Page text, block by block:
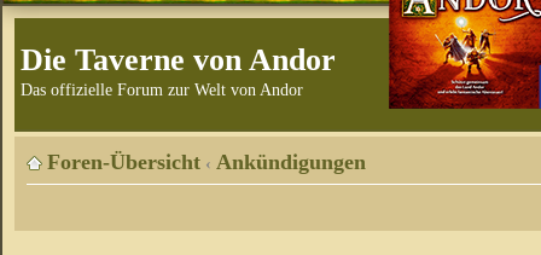
Die Taverne von Andor
Das offizielle Forum zur Welt von Andor
Foren-Übersicht ‹ Ankündigungen